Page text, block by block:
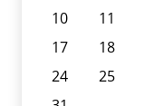
10
11
17
18
24
25